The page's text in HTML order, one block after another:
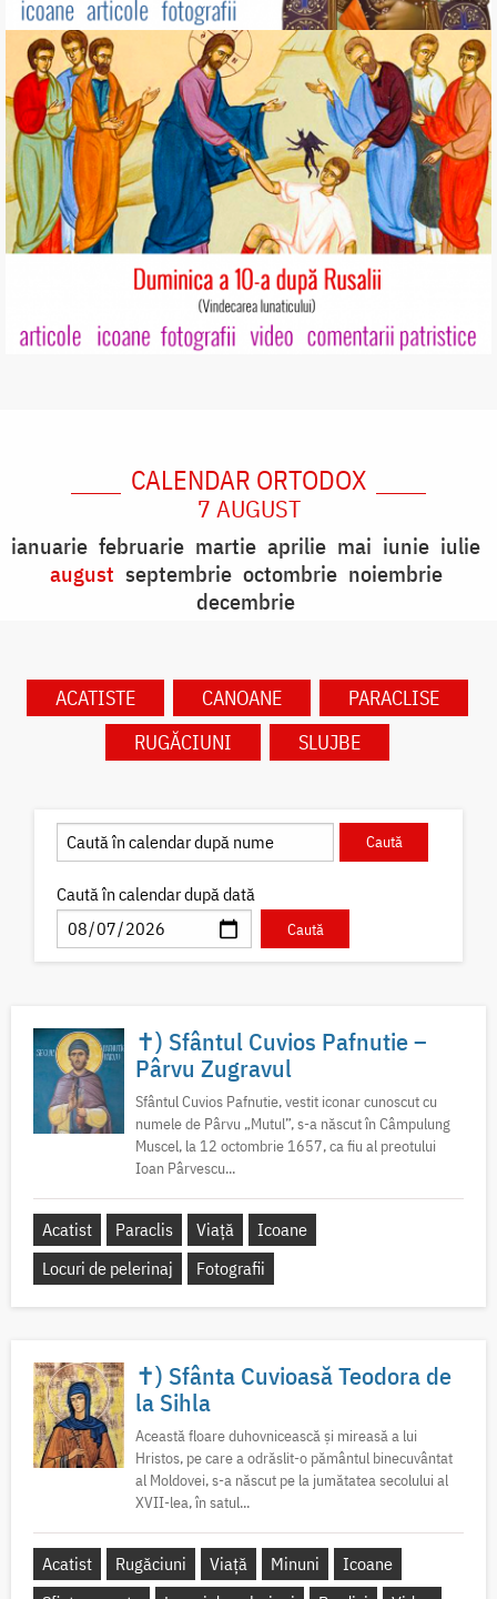
CALENDAR ORTODOX
7 AUGUST
ianuarie februarie martie aprilie mai iunie iulie
august septembrie octombrie noiembrie
decembrie
ACATISTE CANOANE
PARACLISE
RUGĂCIUNI
SLUJBE
Caută în calendar după dată
✝) Sfântul Cuvios Pafnutie –
Pârvu Zugravul
Sfântul Cuvios Pafnutie, vestit iconar cunoscut cu
numele de Pârvu „Mutul”, s-a născut în Câmpulung
Muscel, la 12 octombrie 1657, ca fiu al preotului
Ioan Pârvescu...
Acatist Paraclis Viață
Icoane
Locuri de pelerinaj
Fotografii
✝) Sfânta Cuvioasă Teodora de
la Sihla
Această floare duhovnicească și mireasă a lui
Hristos, pe care a odrăslit-o pământul binecuvântat
al Moldovei, s-a născut pe la jumătatea secolului al
XVII-lea, în satul...
Acatist Rugăciuni Viață Minuni
Icoane